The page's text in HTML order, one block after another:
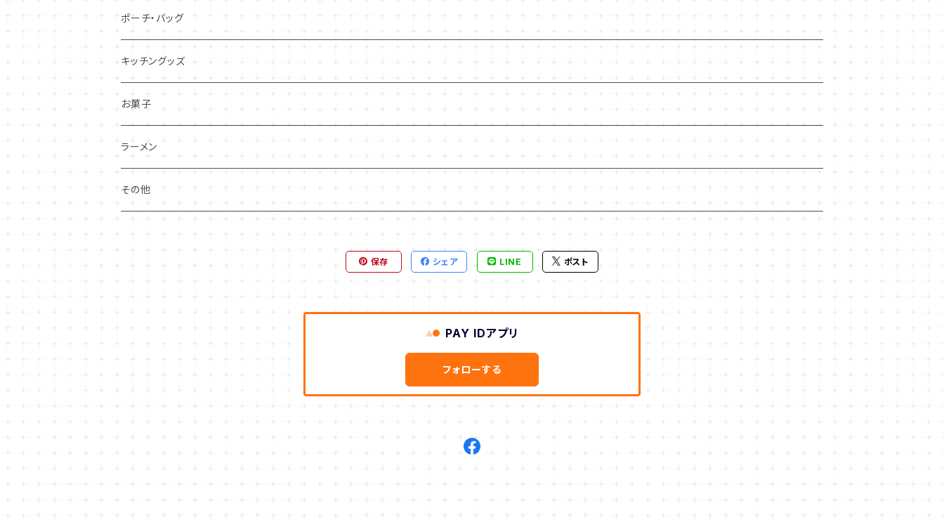
ポーチ・バッグ
キッチングッズ
お菓子
ラーメン
その他
保存 シェア LINE ポスト
PAY IDアプリ
フォローする